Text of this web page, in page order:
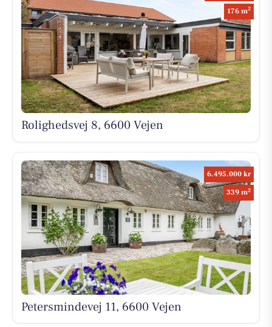
176 m2
Rolighedsvej 8, 6600 Vejen
6.495.000 kr
339 m2
Petersmindevej 11, 6600 Vejen